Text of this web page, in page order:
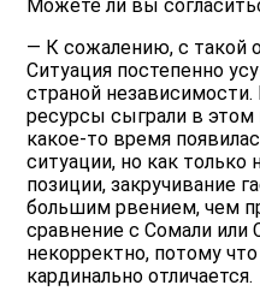
Можете ли вы
— К сожалению, с такой
Ситуация постепенно
страной независимости.
ресурсы сыграли в
какое-то время
ситуации, но как
позиции, закручивание
большим рвением, чем
сравнение с Сомали
некорректно, потому
кардинально отличается.